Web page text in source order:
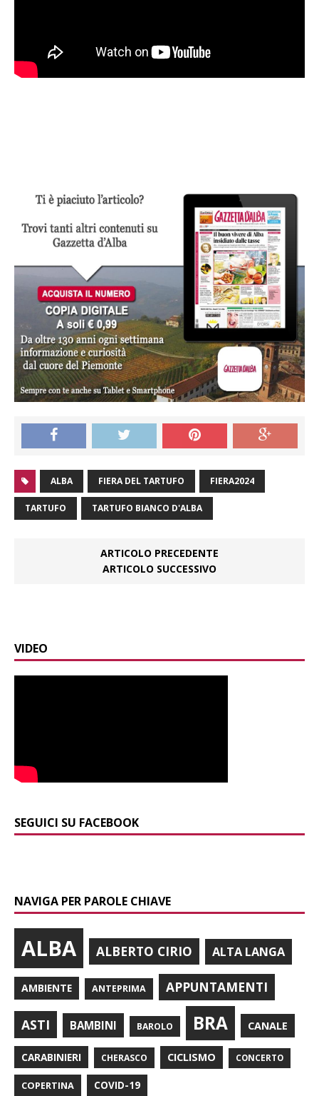
ALBA FIERA DEL TARTUFO FIERA2024
TARTUFO TARTUFO BIANCO D'ALBA
ARTICOLO PRECEDENTE
ARTICOLO SUCCESSIVO
VIDEO
SEGUICI SU FACEBOOK
NAVIGA PER PAROLE CHIAVE
ALBA ALBERTO CIRIO ALTA LANGA
AMBIENTE ANTEPRIMA APPUNTAMENTI
ASTI BAMBINI BAROLO BRA CANALE
CARABINIERI CHERASCO CICLISMO CONCERTO
COPERTINA COVID-19